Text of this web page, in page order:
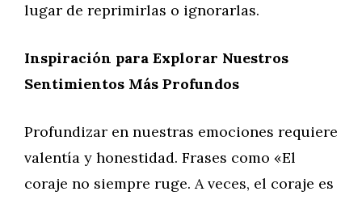
lugar de reprimirlas o ignorarlas.
Inspiración para Explorar Nuestros
Sentimientos Más Profundos
Profundizar en nuestras emociones requiere
valentía y honestidad. Frases como «El
coraje no siempre ruge. A veces, el coraje es